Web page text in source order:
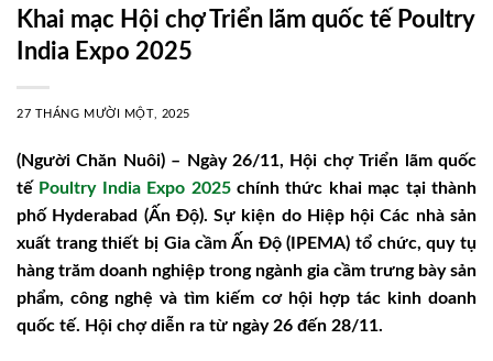
Khai mạc Hội chợ Triển lãm quốc tế Poultry
India Expo 2025
27 THÁNG MƯỜI MỘT, 2025
(Người Chăn Nuôi) – Ngày 26/11, Hội chợ Triển lãm quốc
tế Poultry India Expo 2025chính thức khai mạc tại thành
phố Hyderabad (Ấn Độ). Sự kiện do Hiệp hội Các nhà sản
xuất trang thiết bị Gia cầm Ấn Độ (IPEMA) tổ chức, quy tụ
hàng trăm doanh nghiệp trong ngành gia cầm trưng bày sản
phẩm, công nghệ và tìm kiếm cơ hội hợp tác kinh doanh
quốc tế. Hội chợ diễn ra từ ngày 26 đến 28/11.